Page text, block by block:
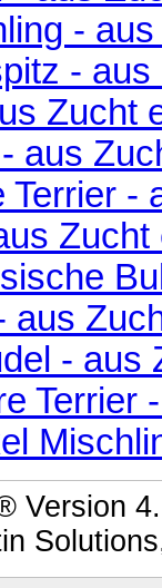
-
-
Zucht
aus
Terrier -
Zucht
aus
- aus
Terrier
Version